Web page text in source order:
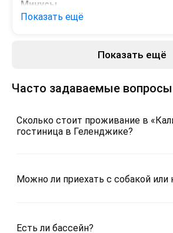
Минусы
нету
Показать ещё
Показать ещё
Часто задаваемые вопросы
Сколько стоит проживание в
гостиница в Геленджике?
Можно ли приехать с собакой или
Есть ли бассейн?